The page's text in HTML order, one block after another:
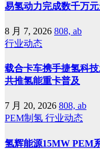
易氢动力完成数千万
8 月 7, 2026 808, ab
行业动态
载合卡车携手捷氢科
共推氢能重卡普及
7 月 20, 2026 808, ab
PEM制氢 行业动态
氢辉能源15MW PEM